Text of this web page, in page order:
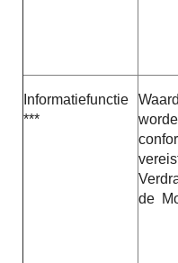
Informatiefunctie
***
de